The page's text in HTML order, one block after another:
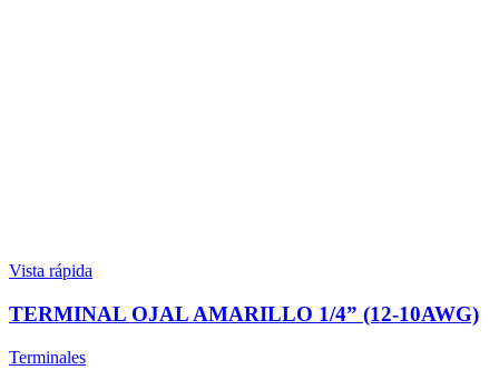
Vista rápida
TERMINAL OJAL AMARILLO 1/4” (12-10AWG)
Terminales